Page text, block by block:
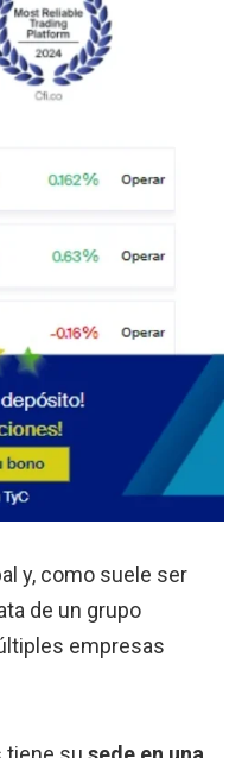
y, como suele ser
de un grupo
empresas